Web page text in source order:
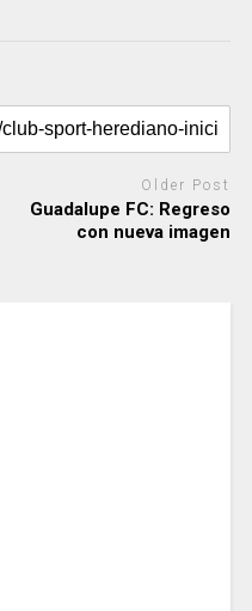
Older Post
Guadalupe FC: Regreso
con nueva imagen